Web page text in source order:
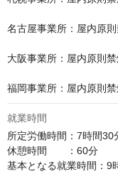
名古屋事業所：屋内原則
大阪事業所：屋内原則禁
福岡事業所：屋内原則禁
就業時間
所定労働時間：7時間30
休憩時間　　：60分
基本となる就業時間：9